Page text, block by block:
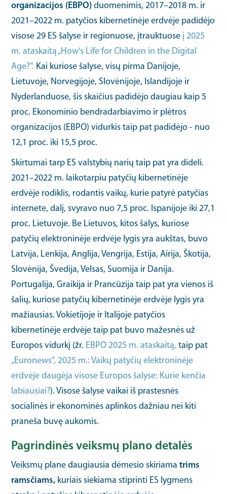
organizacijos (EBPO)duomenimis, 2017–2018 m. ir
2021–2022 m. patyčios kibernetinėje erdvėje padidėjo
visose 29 ES šalyse ir regionuose, įtrauktuose į 2025
m. ataskaitą „How's Life for Children in the Digital
Age?“. Kai kuriose šalyse, visų pirma Danijoje,
Lietuvoje, Norvegijoje, Slovėnijoje, Islandijoje ir
Nyderlanduose, šis skaičius padidėjo daugiau kaip 5
proc. Ekonominio bendradarbiavimo ir plėtros
organizacijos (EBPO) vidurkis taip pat padidėjo - nuo
12,1 proc. iki 15,5 proc.
Skirtumai tarp ES valstybių narių taip pat yra dideli.
2021–2022 m. laikotarpiu patyčių kibernetinėje
erdvėje rodiklis, rodantis vaikų, kurie patyrė patyčias
internete, dalį, svyravo nuo 7,5 proc. Ispanijoje iki 27,1
proc. Lietuvoje. Be Lietuvos, kitos šalys, kuriose
patyčių elektroninėje erdvėje lygis yra aukštas, buvo
Latvija, Lenkija, Anglija, Vengrija, Estija, Airija, Škotija,
Slovėnija, Švedija, Velsas, Suomija ir Danija.
Portugalija, Graikija ir Prancūzija taip pat yra vienos iš
šalių, kuriose patyčių kibernetinėje erdvėje lygis yra
mažiausias. Vokietijoje ir Italijoje patyčios
kibernetinėje erdvėje taip pat buvo mažesnės už
Europos vidurkį (žr. EBPO 2025 m. ataskaitą, taip pat
„Euronews“, 2025 m.: Vaikų patyčių elektroninėje
erdvėje daugėja visose Europos šalyse: Kurie kenčia
labiausiai?). Visose šalyse vaikai iš prastesnės
socialinės ir ekonominės aplinkos dažniau nei kiti
praneša buvę aukomis.
Pagrindinės veiksmų plano detalės
Veiksmų plane daugiausia dėmesio skiriamatrims
ramsčiams, kuriais siekiama stiprinti ES lygmens